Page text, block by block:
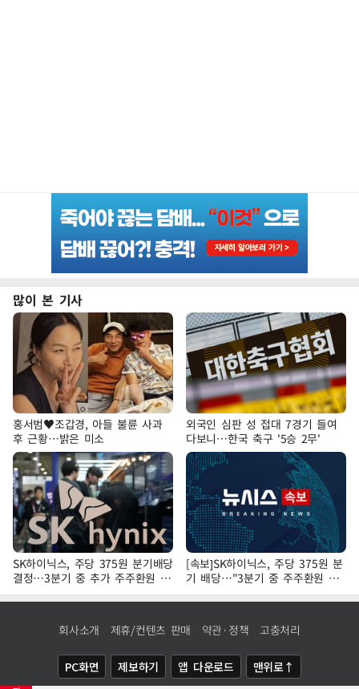
많이 본 기사
홍서범♥조갑경, 아들 불륜 사과
후 근황…밝은 미소
외국인 심판 성 접대 7경기 들여
다보니…한국 축구 '5승 2무'
SK하이닉스, 주당 375원 분기배당
결정…3분기 중 추가 주주환원 발
표
[속보]SK하이닉스, 주당 375원 분
기 배당…"3분기 중 주주환원 방
안 확정"
회사소개 제휴/컨텐츠 판매 약관·정책 고충처리
PC화면 제보하기 앱 다운로드 맨위로↑